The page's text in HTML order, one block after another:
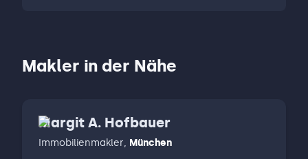
Makler in der Nähe
Margit A. Hofbauer
Immobilienmakler, München